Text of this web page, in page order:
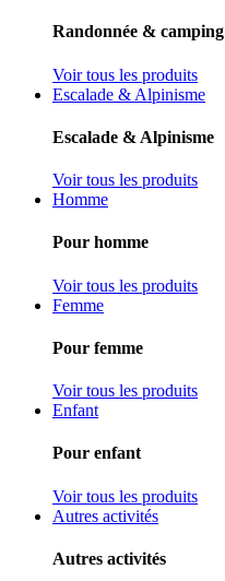
Randonnée & camping
Voir tous les produits
Escalade & Alpinisme
Escalade & Alpinisme
Voir tous les produits
Homme
Pour homme
Voir tous les produits
Femme
Pour femme
Voir tous les produits
Enfant
Pour enfant
Voir tous les produits
Autres activités
Autres activités